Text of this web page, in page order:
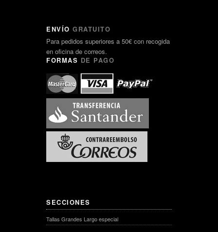
ENVÍO GRATUITO
Para pedidos superiores a 50€ con recogida
en oficina de correos.
FORMAS DE PAGO
SECCIONES
Tallas Grandes Largo especial